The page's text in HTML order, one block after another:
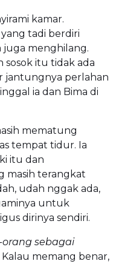
kamar.
tadi berdiri
menghilang.
sosok itu tidak ada
jantungnya perlahan
ia dan Bima di
mematung
tempat tidur. Ia
itu dan
masih terangkat
udah nggak ada,
untuk
dirinya sendiri.
sebagai
Kalau memang benar,